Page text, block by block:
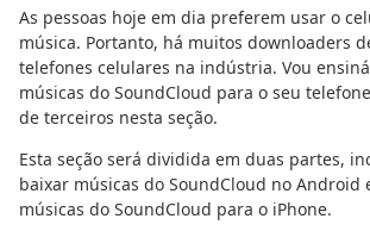
As pessoas hoje em dia preferem usar o
música. Portanto, há muitos downloaders
telefones celulares na indústria. Vou
músicas do SoundCloud para o seu
de terceiros nesta seção.
Esta seção será dividida em duas partes,
baixar músicas do SoundCloud no Android
músicas do SoundCloud para o iPhone.